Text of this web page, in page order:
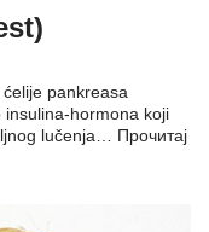
pankreasa
hormona koji
lučenja… Прочитај